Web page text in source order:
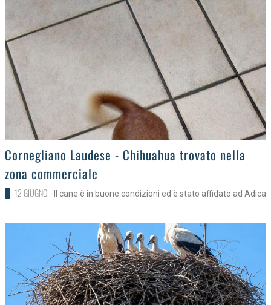
>
Cornegliano Laudese - Chihuahua trovato nella
zona commerciale
12 GIUGNO Il cane è in buone condizioni ed è stato affidato ad Adica